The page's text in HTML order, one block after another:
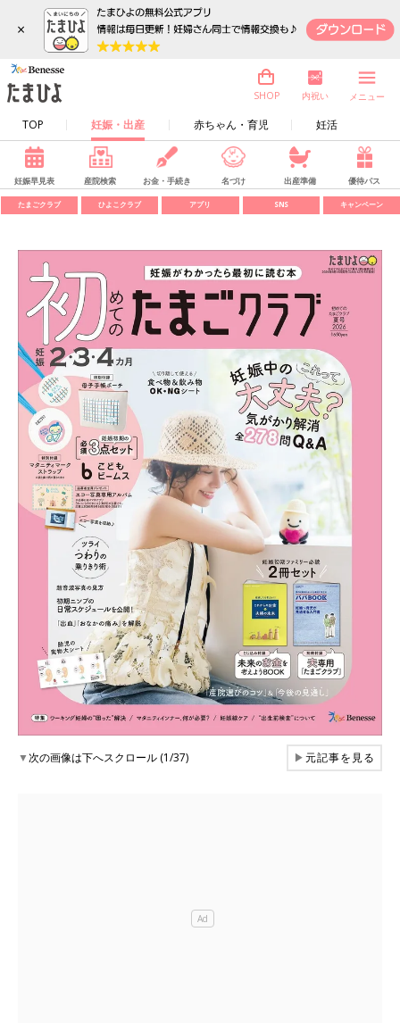
×
TOP 妊娠・出産 赤ちゃん・育児 妊活
SHOP 内祝い メニュー
妊娠早見表 産院検索 お金・手続き 名づけ 出産準備 優待パス
たまごクラブ ひよこクラブ アプリ SNS キャンペーン
▼次の画像は下へスクロール (1/37) ▶元記事を見る